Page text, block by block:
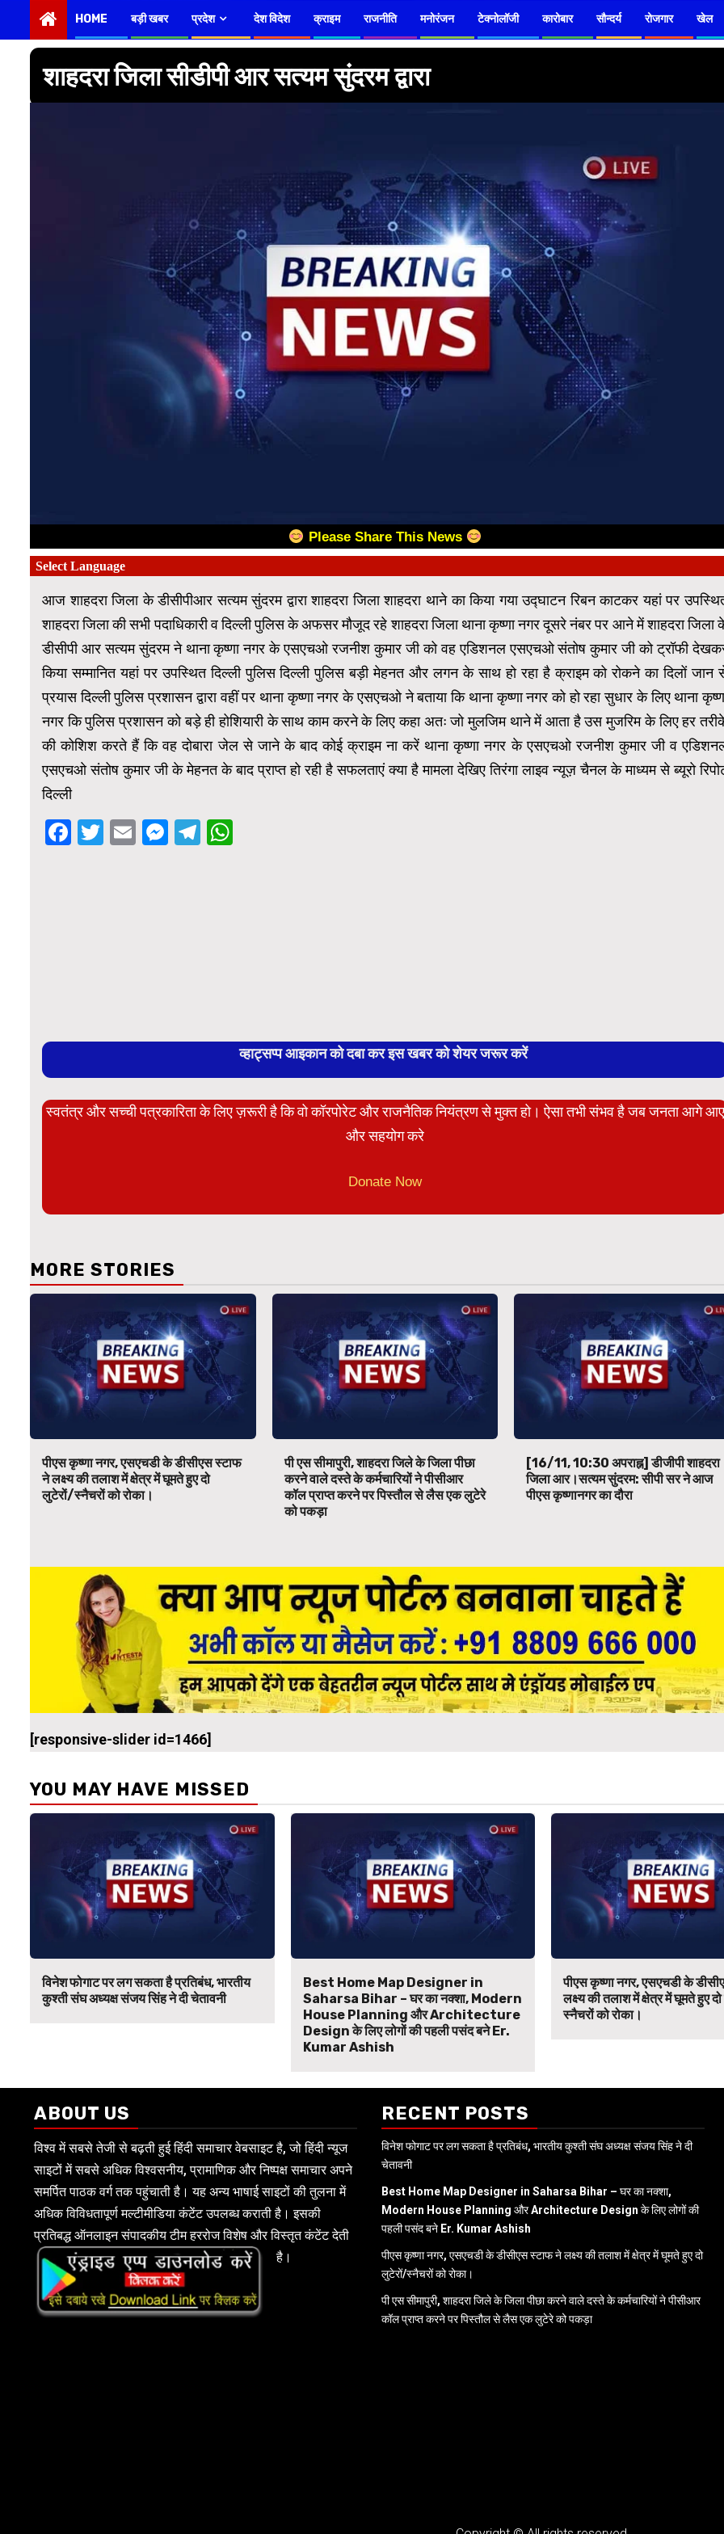
HOME बड़ी खबर प्रदेश देश विदेश क्राइम राजनीति मनोरंजन टेक्नोलॉजी कारोबार सौन्दर्य रोजगार खेल
शाहदरा जिला सीडीपी आर सत्यम सुंदरम द्वारा
Please Share This News
आज शाहदरा जिला के डीसीपीआर सत्यम सुंदरम द्वारा शाहदरा जिला शाहदरा थाने का किया गया उद्घाटन रिबन काटकर यहां पर
शाहदरा जिला की सभी पदाधिकारी व दिल्ली पुलिस के अफसर मौजूद रहे शाहदरा जिला थाना कृष्णा नगर दूसरे नंबर पर आने में शाहदरा जिला
डीसीपी आर सत्यम सुंदरम ने थाना कृष्णा नगर के एसएचओ रजनीश कुमार जी को वह एडिशनल एसएचओ संतोष कुमार जी को ट्रॉफी
किया सम्मानित यहां पर उपस्थित दिल्ली पुलिस दिल्ली पुलिस बड़ी मेहनत और लगन के साथ हो रहा है क्राइम को रोकने का दिलों जान
प्रयास दिल्ली पुलिस प्रशासन द्वारा वहीं पर थाना कृष्णा नगर के एसएचओ ने बताया कि थाना कृष्णा नगर को हो रहा सुधार के लिए थाना
नगर कि पुलिस प्रशासन को बड़े ही होशियारी के साथ काम करने के लिए कहा अतः जो मुलजिम थाने में आता है उस मुजरिम के लिए हर
की कोशिश करते हैं कि वह दोबारा जेल से जाने के बाद कोई क्राइम ना करें थाना कृष्णा नगर के एसएचओ रजनीश कुमार जी व
एसएचओ संतोष कुमार जी के मेहनत के बाद प्राप्त हो रही है सफलताएं क्या है मामला देखिए तिरंगा लाइव न्यूज़ चैनल के माध्यम से ब्यूरो
दिल्ली
Facebook
Twitter
EmailMessenger
Telegram
व्हाट्सप्प आइकान को दबा कर इस खबर को शेयर जरूर करें
स्वतंत्र और सच्ची पत्रकारिता के लिए ज़रूरी है कि वो कॉरपोरेट और राजनैतिक नियंत्रण से मुक्त हो। ऐसा तभी संभव है जब जनता आगे आए
और सहयोग करे
Donate Now
MORE STORIES
पीएस कृष्णा नगर, एसएचडी के डीसीएस स्टाफ
ने लक्ष्य की तलाश में क्षेत्र में घूमते हुए दो
लुटेरों/स्नैचरों को रोका।
पी एस सीमापुरी, शाहदरा जिले के जिला पीछा
करने वाले दस्ते के कर्मचारियों ने पीसीआर
कॉल प्राप्त करने पर पिस्तौल से लैस एक लुटेरे
को पकड़ा
[16/11, 10:30 अपराह्न] डीजीपी शाहदरा
जिला आर।सत्यम सुंदरम: सीपी सर ने आज
पीएस कृष्णानगर का दौरा
[responsive-slider id=1466]
YOU MAY HAVE MISSED
विनेश फोगाट पर लग सकता है प्रतिबंध, भारतीय
कुश्ती संघ अध्यक्ष संजय सिंह ने दी चेतावनी
Best Home Map Designer in
Saharsa Bihar – घर का नक्शा, Modern
House Planning और Architecture
Design के लिए लोगों की पहली पसंद बने Er.
Kumar Ashish
पीएस कृष्णा नगर, एसएचडी के
लक्ष्य की तलाश में क्षेत्र में घूमते हुए
स्नैचरों को रोका।
ABOUT US
विश्व में सबसे तेजी से बढ़ती हुई हिंदी समाचार वेबसाइट है, जो हिंदी न्यूज
साइटों में सबसे अधिक विश्वसनीय, प्रामाणिक और निष्पक्ष समाचार अपने
समर्पित पाठक वर्ग तक पहुंचाती है। यह अन्य भाषाई साइटों की तुलना में
अधिक विविधतापूर्ण मल्टीमीडिया कंटेंट उपलब्ध कराती है। इसकी
प्रतिबद्ध ऑनलाइन संपादकीय टीम हररोज विशेष और विस्तृत कंटेंट देती
है।
RECENT POSTS
विनेश फोगाट पर लग सकता है प्रतिबंध, भारतीय कुश्ती संघ अध्यक्ष संजय सिंह ने दी
चेतावनी
Best Home Map Designer in Saharsa Bihar – घर का नक्शा,
Modern House Planning और Architecture Design के लिए लोगों की
पहली पसंद बने Er. Kumar Ashish
पीएस कृष्णा नगर, एसएचडी के डीसीएस स्टाफ ने लक्ष्य की तलाश में क्षेत्र में घूमते हुए दो
लुटेरों/स्नैचरों को रोका।
पी एस सीमापुरी, शाहदरा जिले के जिला पीछा करने वाले दस्ते के कर्मचारियों ने पीसीआर
कॉल प्राप्त करने पर पिस्तौल से लैस एक लुटेरे को पकड़ा